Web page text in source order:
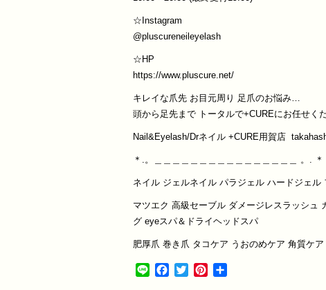
☆Instagram
@pluscureneileyelash
☆HP
https://www.pluscure.net/
キレイな爪先 お目元周り 足爪のお悩み…
頭から足先まで トータルで+CUREにお任せ
Nail&Eyelash/Drネイル +CURE用賀店
＊.。＿＿＿＿＿＿＿＿＿＿＿＿＿＿＿＿ 。.
ネイル ジェルネイル パラジェル ハードジェ
マツエク 高級セーブル ダメージレスラッシュ
グ eyeスパ＆ドライヘッドスパ
肥厚爪 巻き爪 タコケア うおのめケア 角質ケ
Line Facebook
TwitterPinterest